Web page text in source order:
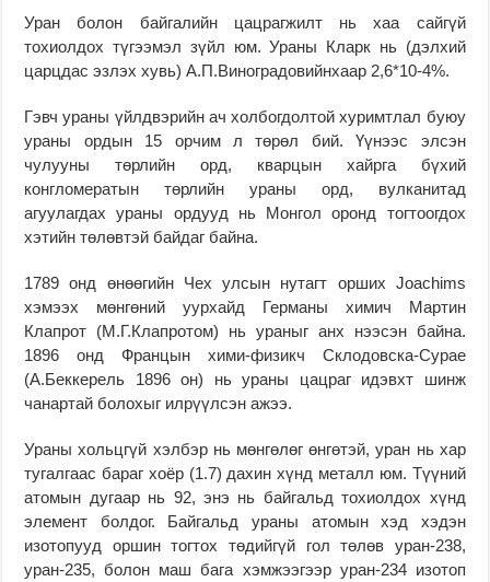
Уран болон байгалийн цацрагжилт нь хаа сайгүй
тохиолдох түгээмэл зүйл юм. Ураны Кларк нь (дэлхий
царцдас эзлэх хувь) А.П.Виноградовийнхаар 2,6*10-4%.
Гэвч ураны үйлдвэрийн ач холбогдолтой хуримтлал буюу
ураны ордын 15 орчим л төрөл бий. Үүнээс элсэн
чулууны төрлийн орд, кварцын хайрга бүхий
конгломератын төрлийн ураны орд, вулканитад
агуулагдах ураны ордууд нь Монгол оронд тогтоогдох
хэтийн төлөвтэй байдаг байна.
1789 онд өнөөгийн Чех улсын нутагт орших Joachims
хэмээх мөнгөний уурхайд Германы химич Мартин
Клапрот (М.Г.Клапротом) нь ураныг анх нээсэн байна.
1896 онд Францын хими-физикч Склодовска-Сурае
(А.Беккерель 1896 он) нь ураны цацраг идэвхт шинж
чанартай болохыг илрүүлсэн ажээ.
Ураны хольцгүй хэлбэр нь мөнгөлөг өнгөтэй, уран нь хар
тугалгаас бараг хоёр (1.7) дахин хүнд металл юм. Түүний
атомын дугаар нь 92, энэ нь байгальд тохиолдох хүнд
элемент болдог. Байгальд ураны атомын хэд хэдэн
изотопууд оршин тогтох төдийгүй гол төлөв уран-238,
уран-235, болон маш бага хэмжээгээр уран-234 изотоп